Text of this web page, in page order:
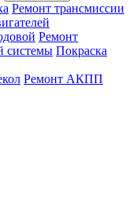
Ремонт трансмиссии
Ремонт
системы Покраска
Ремонт АКПП